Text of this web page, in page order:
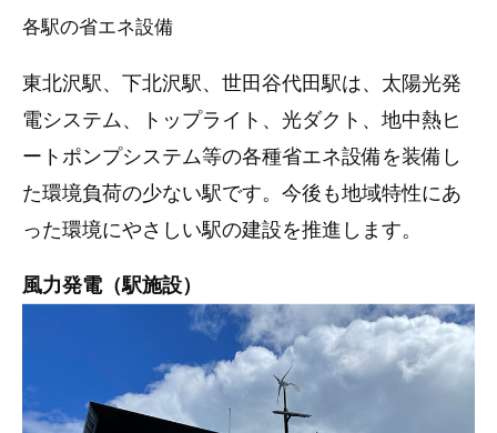
各駅の省エネ設備
東北沢駅、下北沢駅、世田谷代田駅は、太陽光発
電システム、トップライト、光ダクト、地中熱ヒ
ートポンプシステム等の各種省エネ設備を装備し
た環境負荷の少ない駅です。今後も地域特性にあ
った環境にやさしい駅の建設を推進します。
風力発電（駅施設）